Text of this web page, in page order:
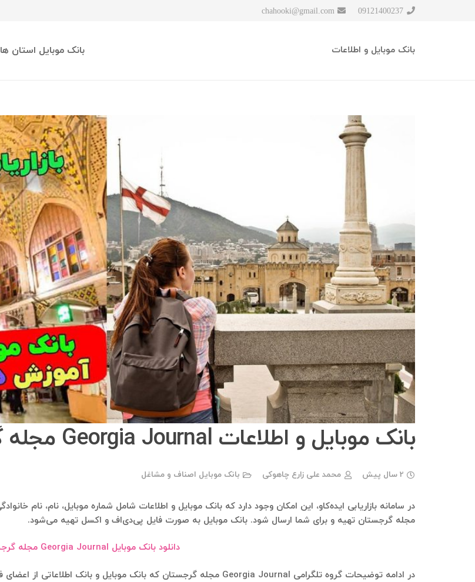
09121400237
chahooki@gmail.com
بانک موبایل و اطلاعات بانک موبایل استان ها
بانک موبایل و اطلاعات Georgia Journal مجله گرجستان
2 سال پیش محمد علی زارع چاهوکی بانک موبایل اصناف و مشاغل
مجله گرجستان تهیه و برای شما ارسال شود. بانک موبایل به صورت فایل پی‌دی‌اف و اکسل تهیه می‌شود.
دانلود بانک موبایل Georgia Journal مجله گرجستان
در ادامه توضیحات گروه تلگرامی Georgia Journal مجله گرجستان که بانک موبایل و بانک اطلاعاتی از اعضای فعلی و قبلی آن قابل استخراج هست، آورده شده است: